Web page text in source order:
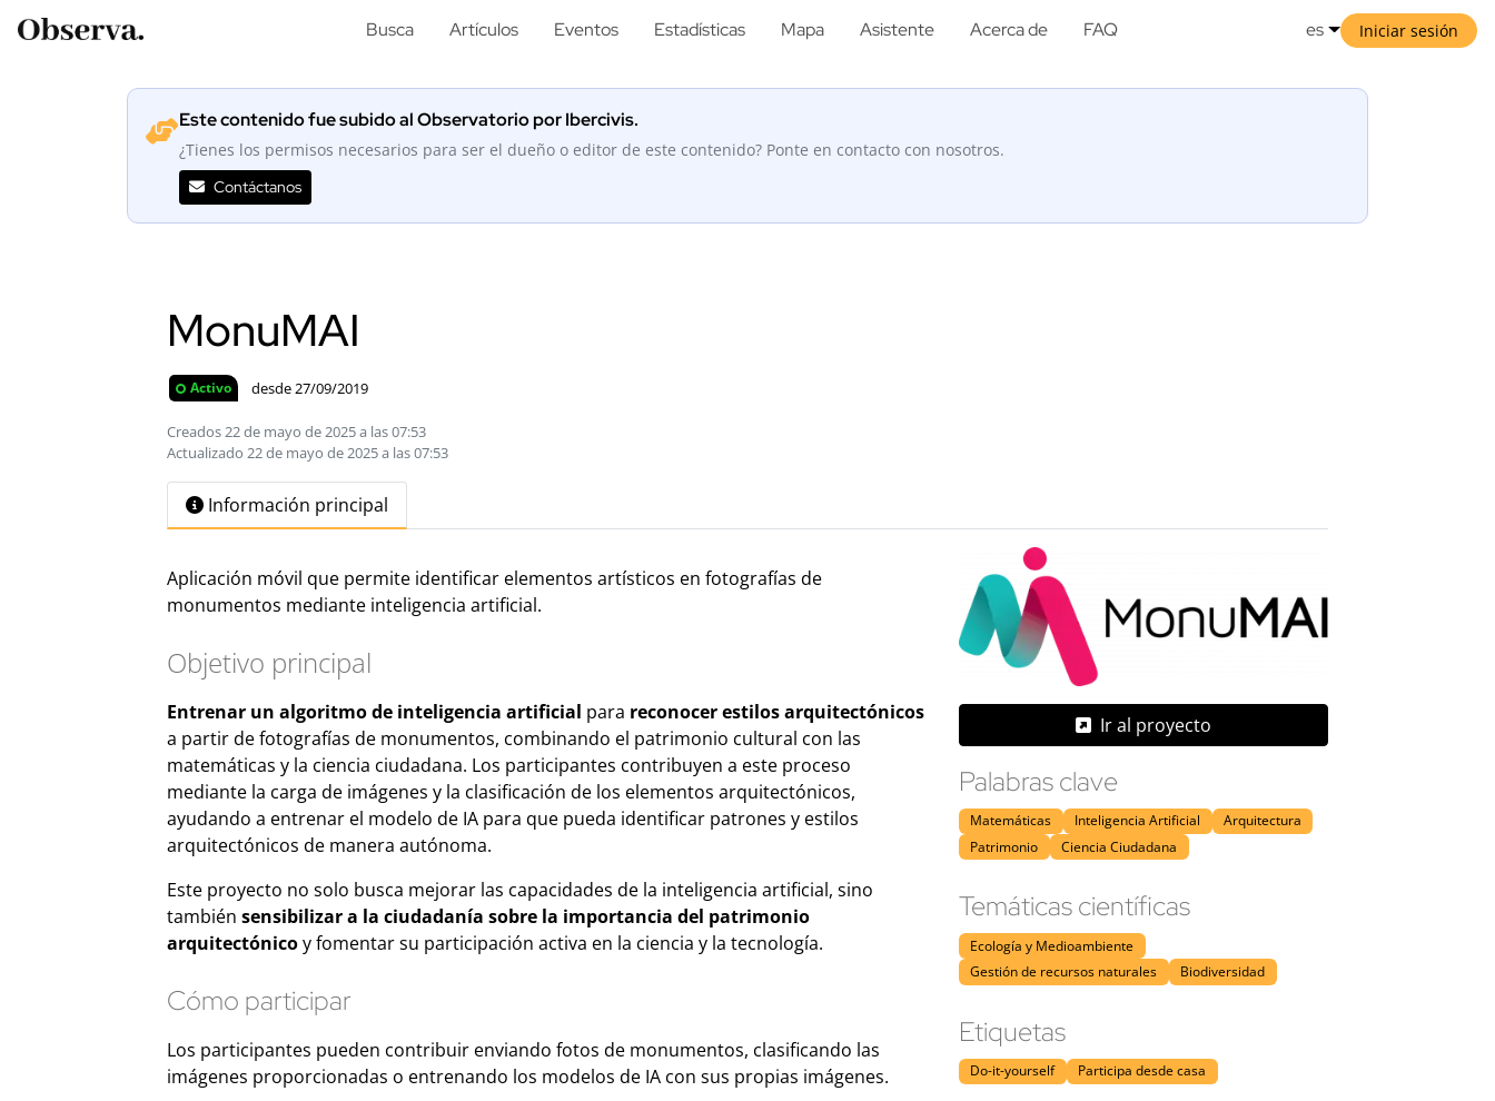
es Iniciar sesión
Busca Artículos Eventos Estadísticas Mapa Asistente Acerca de FAQ
Este contenido fue subido al Observatorio por Ibercivis.
¿Tienes los permisos necesarios para ser el dueño o editor de este contenido? Ponte en contacto con nosotros.
Contáctanos
MonuMAI
Activo desde 27/09/2019
Creados 22 de mayo de 2025 a las 07:53
Actualizado 22 de mayo de 2025 a las 07:53
Información principal
Aplicación móvil que permite identificar elementos artísticos en fotografías de
monumentos mediante inteligencia artificial.
Objetivo principal
Entrenar un algoritmo de inteligencia artificial para reconocer estilos arquitectónicos
a partir de fotografías de monumentos, combinando el patrimonio cultural con las
matemáticas y la ciencia ciudadana. Los participantes contribuyen a este proceso
mediante la carga de imágenes y la clasificación de los elementos arquitectónicos,
ayudando a entrenar el modelo de IA para que pueda identificar patrones y estilos
arquitectónicos de manera autónoma.
Este proyecto no solo busca mejorar las capacidades de la inteligencia artificial, sino
también sensibilizar a la ciudadanía sobre la importancia del patrimonio
arquitectónicoy fomentar su participación activa en la ciencia y la tecnología.
Cómo participar
Los participantes pueden contribuir enviando fotos de monumentos, clasificando las
imágenes proporcionadas o entrenando los modelos de IA con sus propias imágenes.
Ir al proyecto
Palabras clave
Matemáticas Inteligencia Artificial
Arquitectura
Patrimonio
Ciencia Ciudadana
Temáticas científicas
Ecología y Medioambiente
Gestión de recursos naturales
Biodiversidad
Etiquetas
Do-it-yourself Participa desde casa